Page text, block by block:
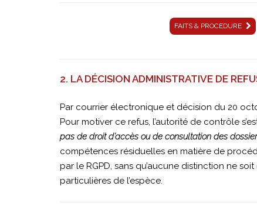
avril
2026
|
FAITS & PROCEDURE
2. LA DÉCISION ADMINISTRATIVE DE
Par courrier électronique et décision du 20
Pour motiver ce refus, l’autorité de contrôle
pas de droit d’accès ou de consultation des
compétences résiduelles en matière de
par le RGPD, sans qu’aucune distinction ne
particulières de l’espèce.